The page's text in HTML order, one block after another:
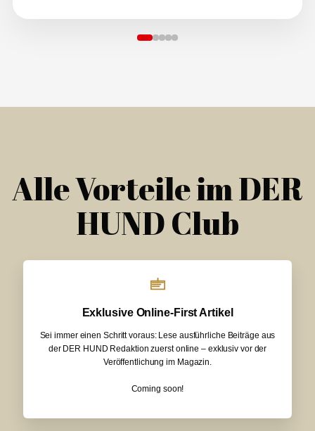
Alle Vorteile im DER
HUND Club
Exklusive Online-First Artikel
Sei immer einen Schritt voraus: Lese ausführliche Beiträge aus
der DER HUND Redaktion zuerst online – exklusiv vor der
Veröffentlichung im Magazin.
Coming soon!